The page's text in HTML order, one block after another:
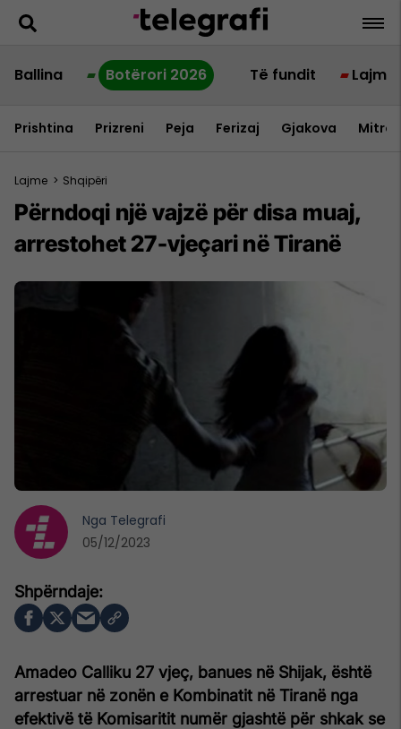
Ballina Botërori 2026 Të fundit Lajme
Prishtina Prizreni Peja Ferizaj Gjakova
Lajme > Shqipëri
Përndoqi një vajzë për disa muaj,
arrestohet 27-vjeçari në Tiranë
Amadeo Calliku 27 vjeç, banues në Shijak, është
arrestuar në zonën e Kombinatit në Tiranë nga
efektivë të Komisaritit numër gjashtë për shkak se
Nga Telegrafi
05/12/2023